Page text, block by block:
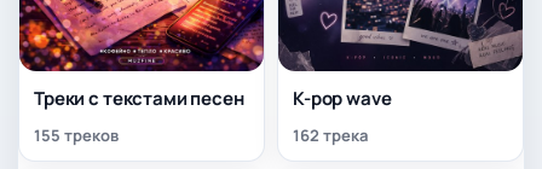
Треки с текстами песен
155 треков
K-pop wave
162 трека